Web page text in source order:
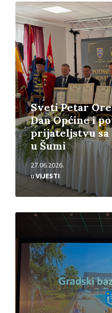
Sveti Petar
Dan Općine i
prijateljstvu sa
u Šumi
27.06.2026.
uVIJESTI
Pročitajte
više
Pročitajte